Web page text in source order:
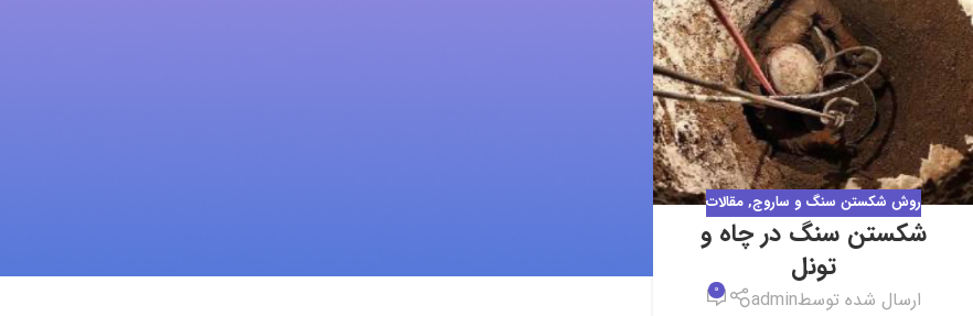
روش شکستن سنگ و ساروج,مقالات
شکستن سنگ در چاه و
تونل
ارسال شده توسطadmin
0